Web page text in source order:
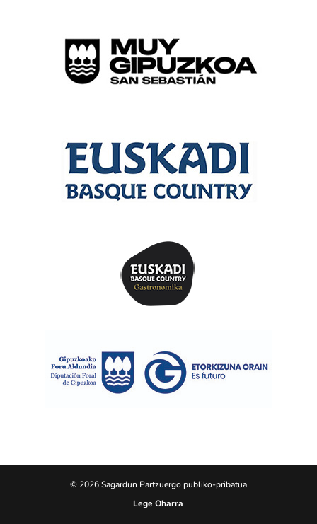
© 2026 Sagardun Partzuergo publiko-pribatua
Lege Oharra